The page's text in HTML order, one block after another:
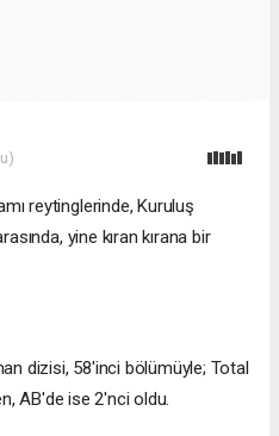
reytinglerinde, Kuruluş
yine kıran kırana bir
dizisi, 58'inci bölümüyle; Total
AB'de ise 2'nci oldu.